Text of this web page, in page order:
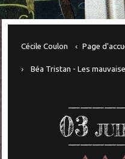
Cécile Coulon Page
Béa Tristan - Les
03